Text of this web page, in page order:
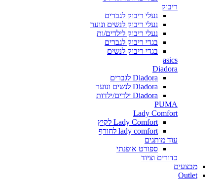
ריבוק
נעלי ריבוק לגברים
נעלי ריבוק לנשים ונוער
נעלי ריבוק לילדים/ות
בגדי ריבוק לגברים
בגדי ריבוק לנשים
asics
Diadora
Diadora לגברים
Diadora לנשים ונוער
Diadora ילדים/ילדות
PUMA
Lady Comfort
Lady Comfort לקיץ
lady comfort לחורף
עוד מותגים
ספורט אופנתי
כדורים וציוד
מבצעים
Outlet